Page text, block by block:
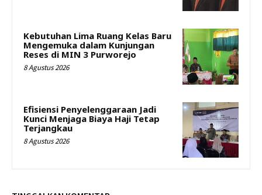
Kebutuhan Lima Ruang Kelas Baru
Mengemuka dalam Kunjungan
Reses di MIN 3 Purworejo
8 Agustus 2026
Efisiensi Penyelenggaraan Jadi
Kunci Menjaga Biaya Haji Tetap
Terjangkau
8 Agustus 2026